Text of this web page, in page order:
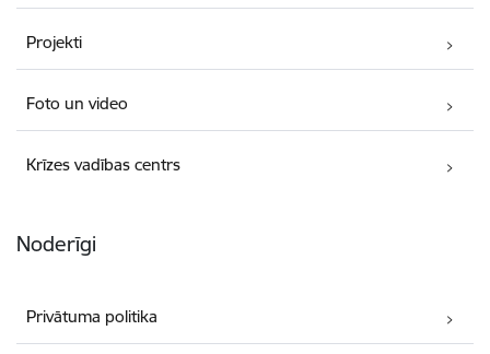
Projekti
Foto un video
Krīzes vadības centrs
Noderīgi
Privātuma politika